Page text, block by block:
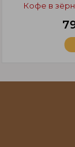
Кофе в